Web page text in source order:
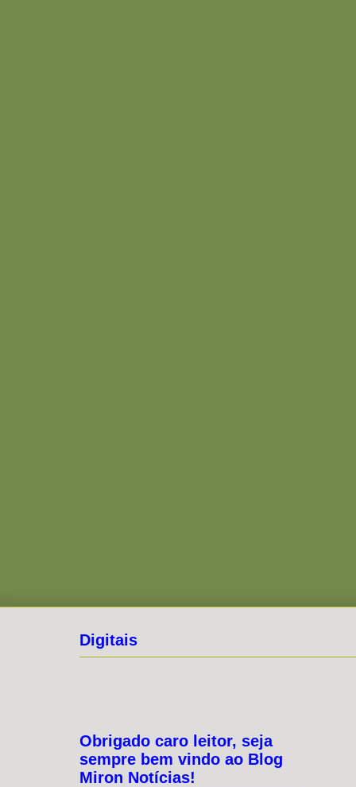
Digitais
Obrigado caro leitor, seja
sempre bem vindo ao Blog
Miron Notícias!